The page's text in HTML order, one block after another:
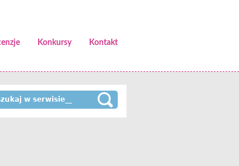
Konkursy Kontakt